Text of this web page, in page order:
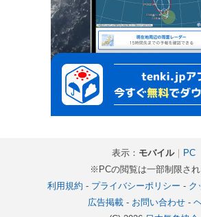
表示： モバイル｜
PC
※PCの閲覧は一部制限さ
利用規約 - プライバシーポリシー - ク
広告掲載- お問い合わせ-